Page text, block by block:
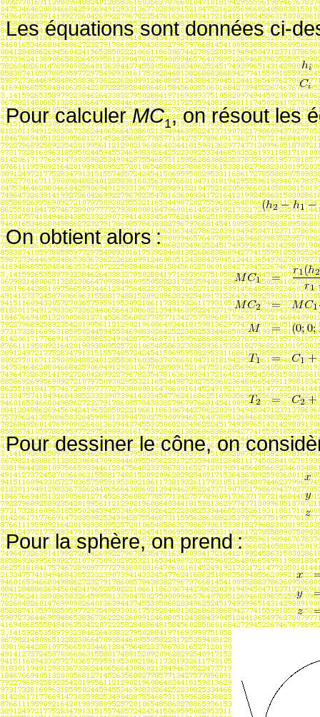
Les équations sont données ci-
Pour calculerMC1, on résout les
On obtient alors:
Pour dessiner le cône, on
Pour la sphère, on prend: